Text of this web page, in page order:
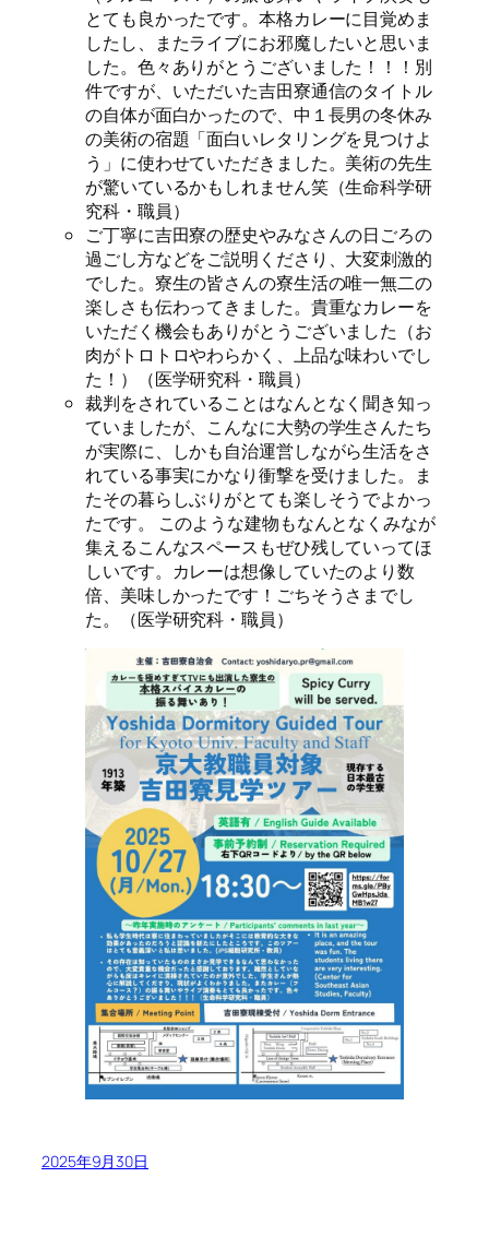
とても良かったです。本格カレーに目覚めま
したし、またライブにお邪魔したいと思いま
した。色々ありがとうございました！！！別
件ですが、いただいた吉田寮通信のタイトル
の自体が面白かったので、中１長男の冬休み
の美術の宿題「面白いレタリングを見つけよ
う」に使わせていただきました。美術の先生
が驚いているかもしれません笑（生命科学研
究科・職員）
ご丁寧に吉田寮の歴史やみなさんの日ごろの
過ごし方などをご説明くださり、大変刺激的
でした。寮生の皆さんの寮生活の唯一無二の
楽しさも伝わってきました。貴重なカレーを
いただく機会もありがとうございました（お
肉がトロトロやわらかく、上品な味わいでし
た！）（医学研究科・職員）
裁判をされていることはなんとなく聞き知っ
ていましたが、こんなに大勢の学生さんたち
が実際に、しかも自治運営しながら生活をさ
れている事実にかなり衝撃を受けました。ま
たその暮らしぶりがとても楽しそうでよかっ
たです。 このような建物もなんとなくみなが
集えるこんなスペースもぜひ残していってほ
しいです。カレーは想像していたのより数
倍、美味しかったです！ごちそうさまでし
た。（医学研究科・職員）
2025年9月30日